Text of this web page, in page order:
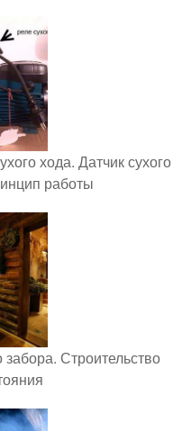
хода. Датчик сухого
работы
Строительство